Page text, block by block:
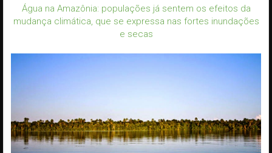
Água na Amazônia: populações já sentem os efeitos da
mudança climática, que se expressa nas fortes inundações
e secas